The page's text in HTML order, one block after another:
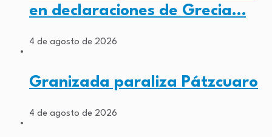
en declaraciones de Grecia…
4 de agosto de 2026
Granizada paraliza Pátzcuaro
4 de agosto de 2026